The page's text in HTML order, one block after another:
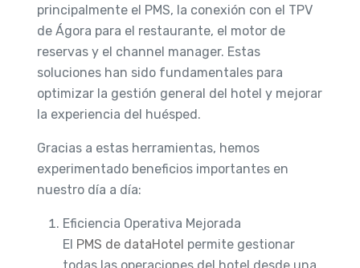
principalmente el PMS, la conexión con el TPV
de Ágora para el restaurante, el motor de
reservas y el channel manager. Estas
soluciones han sido fundamentales para
optimizar la gestión general del hotel y mejorar
la experiencia del huésped.
Gracias a estas herramientas, hemos
experimentado beneficios importantes en
nuestro día a día:
Eficiencia Operativa Mejorada
El PMS de dataHotel permite gestionar
todas las operaciones del hotel desde una